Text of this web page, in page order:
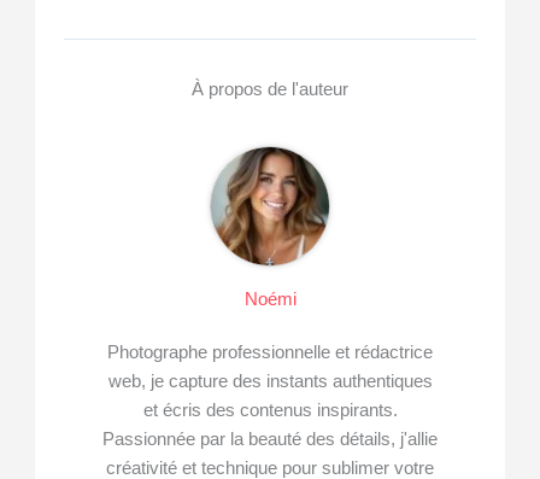
À propos de l'auteur
Noémi
Photographe professionnelle et rédactrice
web, je capture des instants authentiques
et écris des contenus inspirants.
Passionnée par la beauté des détails, j'allie
créativité et technique pour sublimer votre